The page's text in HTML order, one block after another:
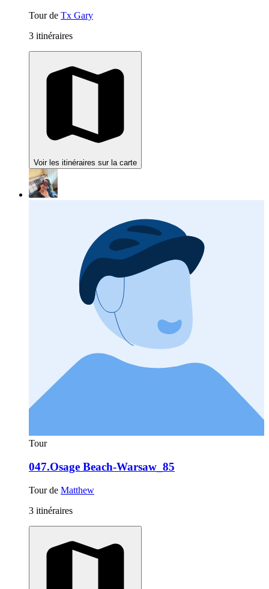
Tour de Tx Gary
3 itinéraires
Voir les itinéraires sur la carte
Tour
047.Osage Beach-Warsaw_85
Tour de Matthew
3 itinéraires